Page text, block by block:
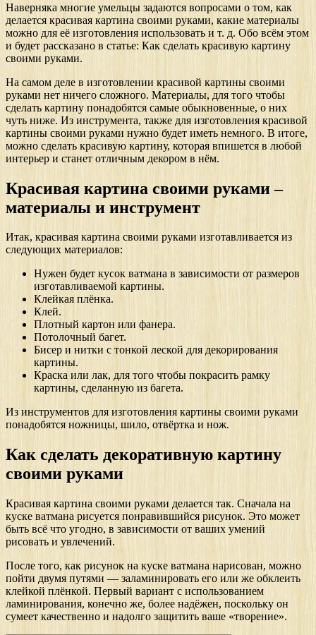
Наверняка многие умельцы задаются вопросами о том, как
делается красивая картина своими руками, какие материалы
можно для её изготовления использовать и т. д. Обо всём этом
и будет рассказано в статье: Как сделать красивую картину
своими руками.
На самом деле в изготовлении красивой картины своими
руками нет ничего сложного. Материалы, для того чтобы
сделать картину понадобятся самые обыкновенные, о них
чуть ниже. Из инструмента, также для изготовления красивой
картины своими руками нужно будет иметь немного. В итоге,
можно сделать красивую картину, которая впишется в любой
интерьер и станет отличным декором в нём.
Красивая картина своими руками –
материалы и инструмент
Итак, красивая картина своими руками изготавливается из
следующих материалов:
Нужен будет кусок ватмана в зависимости от размеров
изготавливаемой картины.
Клейкая плёнка.
Клей.
Плотный картон или фанера.
Потолочный багет.
Бисер и нитки с тонкой леской для декорирования
картины.
Краска или лак, для того чтобы покрасить рамку
картины, сделанную из багета.
Из инструментов для изготовления картины своими руками
понадобятся ножницы, шило, отвёртка и нож.
Как сделать декоративную картину
своими руками
Красивая картина своими руками делается так. Сначала на
куске ватмана рисуется понравившийся рисунок. Это может
быть всё что угодно, в зависимости от ваших умений
рисовать и увлечений.
После того, как рисунок на куске ватмана нарисован, можно
пойти двумя путями — заламинировать его или же обклеить
клейкой плёнкой. Первый вариант с использованием
ламинирования, конечно же, более надёжен, поскольку он
сумеет качественно и надолго защитить ваше «творение».